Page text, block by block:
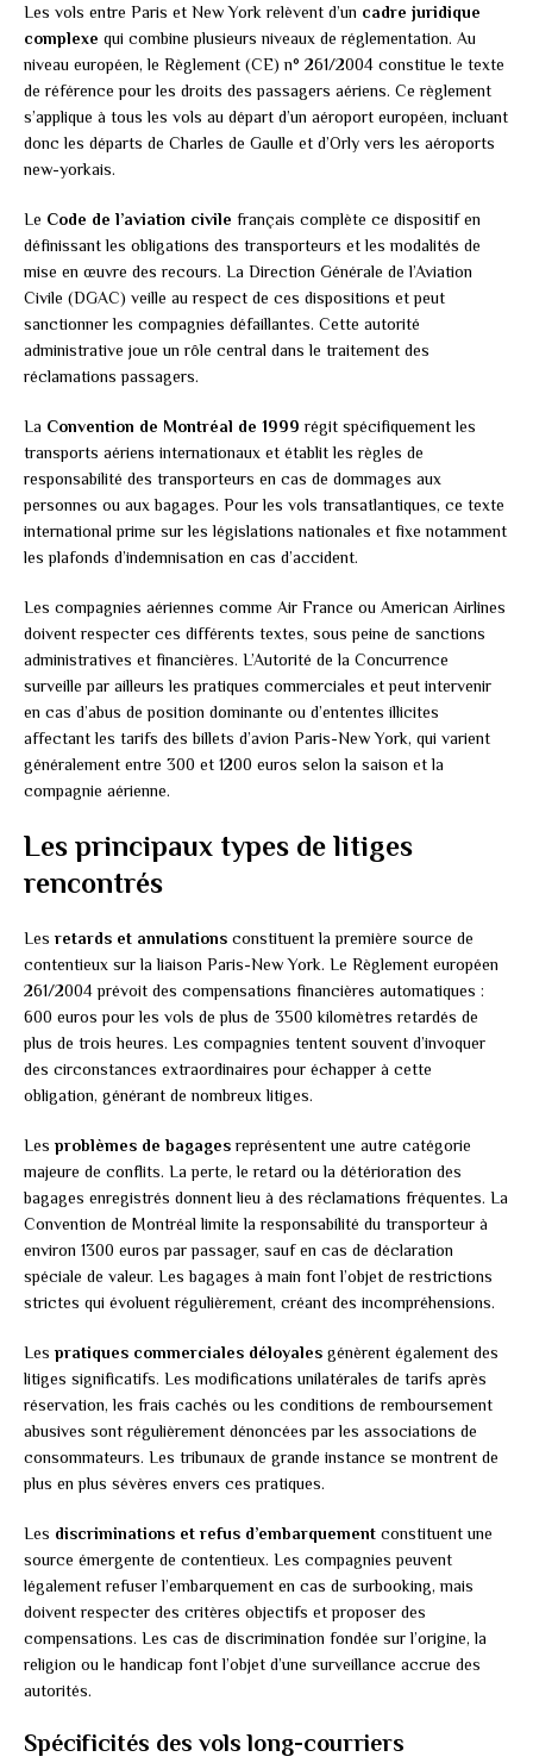
Les vols entre Paris et New York relèvent d’un cadre juridique
complexe qui combine plusieurs niveaux de réglementation. Au
niveau européen, le Règlement (CE) n° 261/2004 constitue le texte
de référence pour les droits des passagers aériens. Ce règlement
s’applique à tous les vols au départ d’un aéroport européen, incluant
donc les départs de Charles de Gaulle et d’Orly vers les aéroports
new-yorkais.
Le Code de l’aviation civile français complète ce dispositif en
définissant les obligations des transporteurs et les modalités de
mise en œuvre des recours. La Direction Générale de l’Aviation
Civile (DGAC) veille au respect de ces dispositions et peut
sanctionner les compagnies défaillantes. Cette autorité
administrative joue un rôle central dans le traitement des
réclamations passagers.
La Convention de Montréal de 1999 régit spécifiquement les
transports aériens internationaux et établit les règles de
responsabilité des transporteurs en cas de dommages aux
personnes ou aux bagages. Pour les vols transatlantiques, ce texte
international prime sur les législations nationales et fixe notamment
les plafonds d’indemnisation en cas d’accident.
Les compagnies aériennes comme Air France ou American Airlines
doivent respecter ces différents textes, sous peine de sanctions
administratives et financières. L’Autorité de la Concurrence
surveille par ailleurs les pratiques commerciales et peut intervenir
en cas d’abus de position dominante ou d’ententes illicites
affectant les tarifs des billets d’avion Paris-New York, qui varient
généralement entre 300 et 1200 euros selon la saison et la
compagnie aérienne.
Les principaux types de litiges
rencontrés
Les retards et annulations constituent la première source de
contentieux sur la liaison Paris-New York. Le Règlement européen
261/2004 prévoit des compensations financières automatiques :
600 euros pour les vols de plus de 3500 kilomètres retardés de
plus de trois heures. Les compagnies tentent souvent d’invoquer
des circonstances extraordinaires pour échapper à cette
obligation, générant de nombreux litiges.
Les problèmes de bagagesreprésentent une autre catégorie
majeure de conflits. La perte, le retard ou la détérioration des
bagages enregistrés donnent lieu à des réclamations fréquentes. La
Convention de Montréal limite la responsabilité du transporteur à
environ 1300 euros par passager, sauf en cas de déclaration
spéciale de valeur. Les bagages à main font l’objet de restrictions
strictes qui évoluent régulièrement, créant des incompréhensions.
Les pratiques commerciales déloyales génèrent également des
litiges significatifs. Les modifications unilatérales de tarifs après
réservation, les frais cachés ou les conditions de remboursement
abusives sont régulièrement dénoncées par les associations de
consommateurs. Les tribunaux de grande instance se montrent de
plus en plus sévères envers ces pratiques.
Les discriminations et refus d’embarquement constituent une
source émergente de contentieux. Les compagnies peuvent
légalement refuser l’embarquement en cas de surbooking, mais
doivent respecter des critères objectifs et proposer des
compensations. Les cas de discrimination fondée sur l’origine, la
religion ou le handicap font l’objet d’une surveillance accrue des
autorités.
Spécificités des vols long-courriers